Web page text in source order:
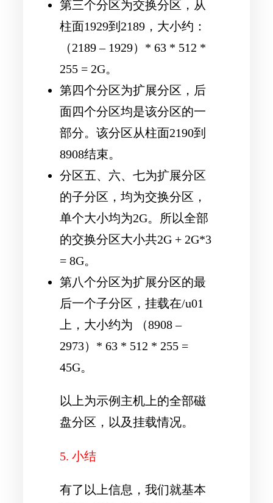
第三个分区为交换分区，从
柱面1929到2189，大小约：
（2189 – 1929）* 63 * 512 *
255 = 2G。
第四个分区为扩展分区，后
面四个分区均是该分区的一
部分。该分区从柱面2190到
8908结束。
分区五、六、七为扩展分区
的子分区，均为交换分区，
单个大小均为2G。所以全部
的交换分区大小共2G + 2G*3
= 8G。
第八个分区为扩展分区的最
后一个子分区，挂载在/u01
上，大小约为 （8908 –
2973）* 63 * 512 * 255 =
45G。
以上为示例主机上的全部磁
盘分区，以及挂载情况。
5. 小结
有了以上信息，我们就基本